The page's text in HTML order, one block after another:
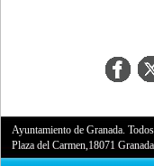
Ayuntamiento de Granada.
Plaza del Carmen,18071 Granada